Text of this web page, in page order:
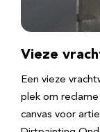
Vieze
Een vieze
plek om
canvas voor